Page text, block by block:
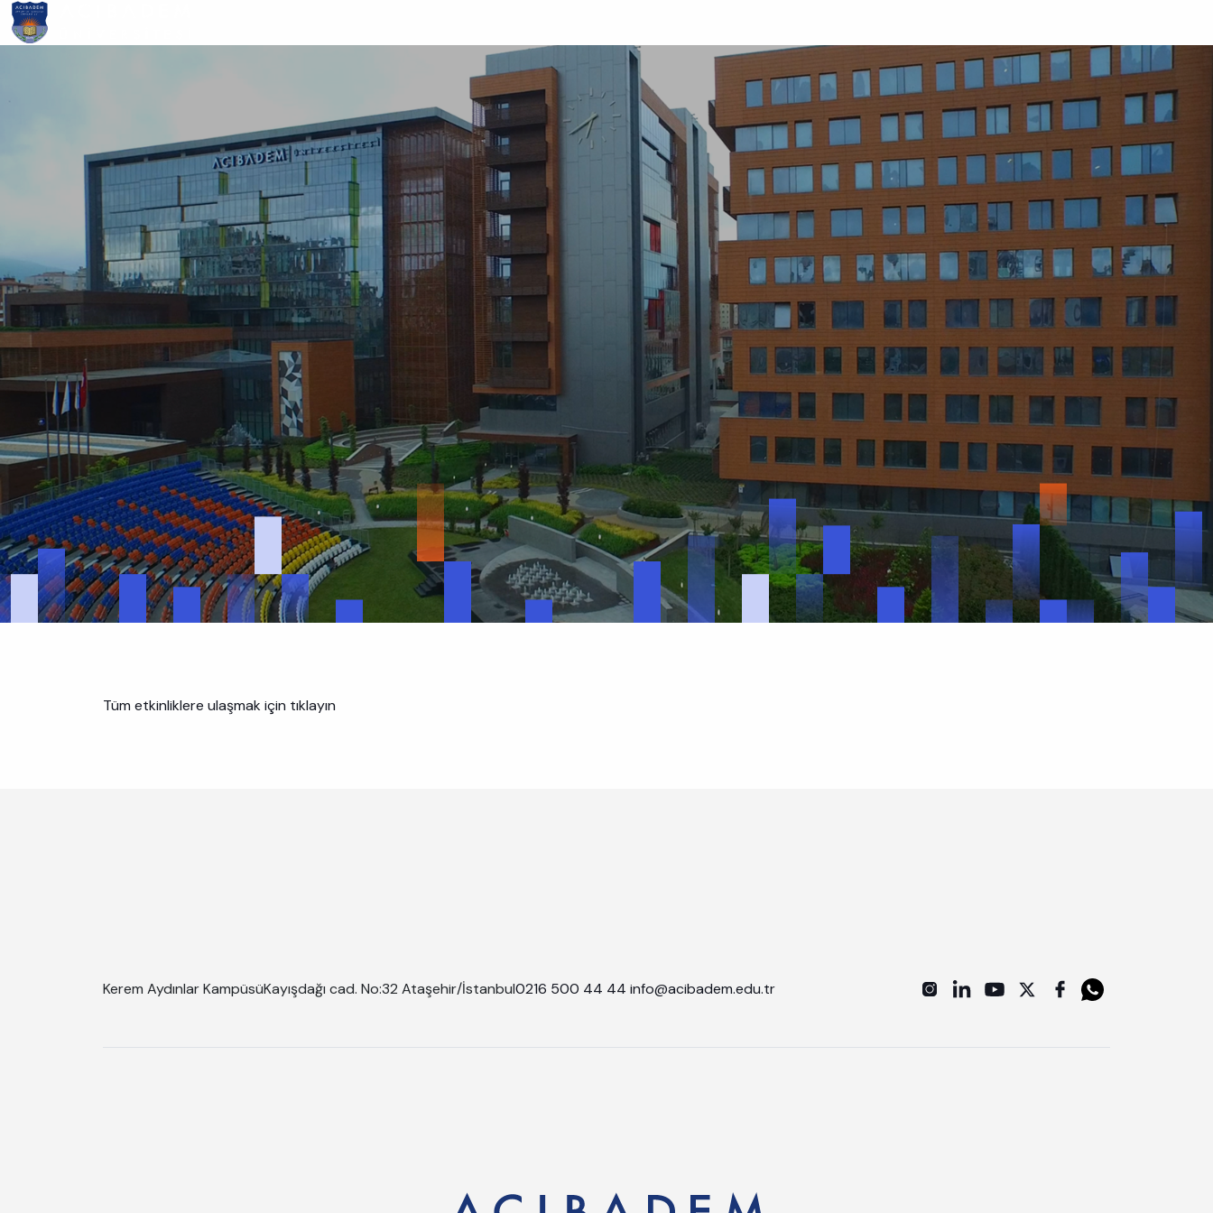
Ana
içeriğe
Tüm etkinliklere ulaşmak için tıklayın
Kerem Aydınlar KampüsüKayışdağı cad. No:32 Ataşehir/İstanbul0216 500 44 44 info@acibadem.edu.tr